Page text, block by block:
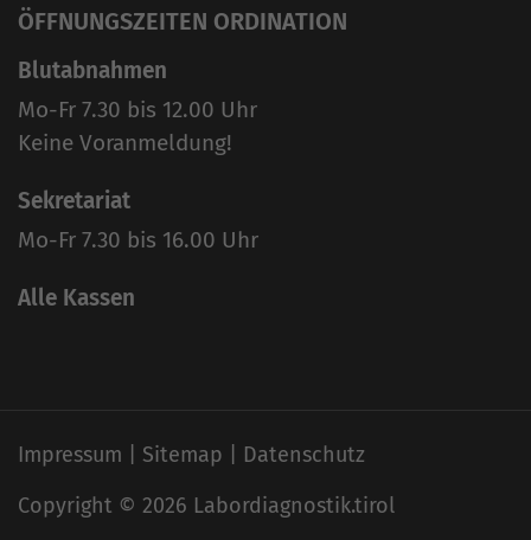
ÖFFNUNGSZEITEN ORDINATION
Blutabnahmen
Mo-Fr 7.30 bis 12.00 Uhr
Keine Voranmeldung!
Sekretariat
Mo-Fr 7.30 bis 16.00 Uhr
Alle Kassen
Impressum Sitemap
Datenschutz
Copyright © 2026 Labordiagnostik.tirol